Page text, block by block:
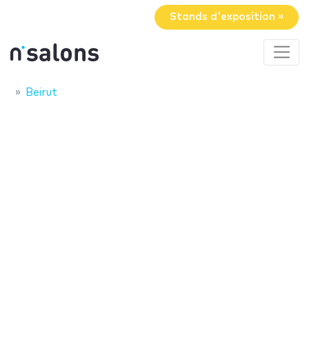
Stands d'exposition »
Beirut